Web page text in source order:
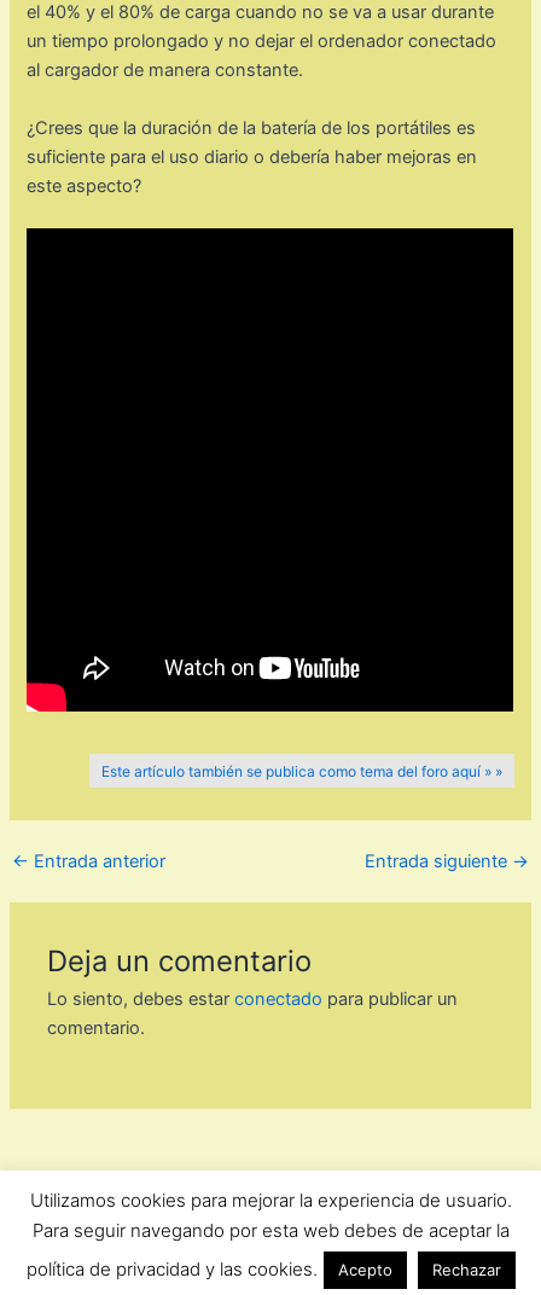
el 40% y el 80% de carga cuando no se va a usar durante
un tiempo prolongado y no dejar el ordenador conectado
al cargador de manera constante.
¿Crees que la duración de la batería de los portátiles es
suficiente para el uso diario o debería haber mejoras en
este aspecto?
Este artículo también se publica como tema del foro aquí » »
← Entrada anterior Entrada siguiente →
Deja un comentario
Lo siento, debes estarconectado para publicar un
comentario.
ForoComprasOnline Copyright © 2026 | Privacidad
Utilizamos cookies para mejorar la experiencia de usuario.
Para seguir navegando por esta web debes de aceptar la
política de privacidad y las cookies.
Acepto Rechazar